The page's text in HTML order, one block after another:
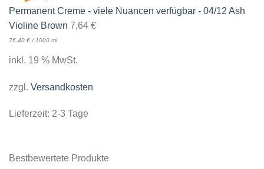
Permanent Creme - viele Nuancen verfügbar - 04/12 Ash
Violine Brown 7,64 €
76,40 € / 1000 ml
inkl. 19 % MwSt.
zzgl. Versandkosten
Lieferzeit: 2-3 Tage
Bestbewertete Produkte